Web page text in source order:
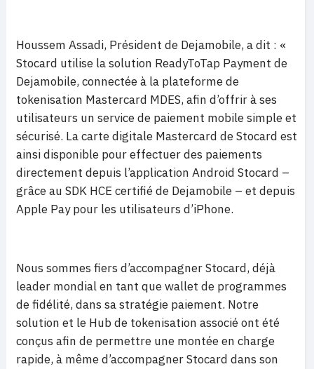
Houssem Assadi, Président de Dejamobile, a dit : «
Stocard utilise la solution ReadyToTap Payment de
Dejamobile, connectée à la plateforme de
tokenisation Mastercard MDES, afin d’offrir à ses
utilisateurs un service de paiement mobile simple et
sécurisé. La carte digitale Mastercard de Stocard est
ainsi disponible pour effectuer des paiements
directement depuis l’application Android Stocard –
grâce au SDK HCE certifié de Dejamobile – et depuis
Apple Pay pour les utilisateurs d’iPhone.
Nous sommes fiers d’accompagner Stocard, déjà
leader mondial en tant que wallet de programmes
de fidélité, dans sa stratégie paiement. Notre
solution et le Hub de tokenisation associé ont été
conçus afin de permettre une montée en charge
rapide, à même d’accompagner Stocard dans son